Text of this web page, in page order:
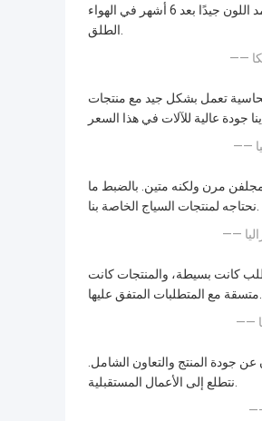
الطلاء. لقد صمد اللون جيدًا بعد 6 أشهر في الهواء
الطلق.
تعمل بشكل جيد مع منتجات
جودة عالية للآلات في هذا السعر
مرن ولكنه متين. بالضبط ما
نحتاجه لمنتجات السياج الخاصة بنا.
كانت بسيطة، والمنتجات كانت
متسقة مع المتطلبات المتفق عليها.
جودة المنتج والتعاون الشامل.
نتطلع إلى الأعمال المستقبلية.